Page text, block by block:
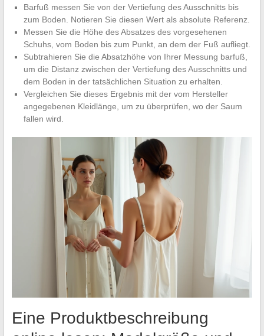
Barfuß messen Sie von der Vertiefung des Ausschnitts bis
zum Boden. Notieren Sie diesen Wert als absolute Referenz.
Messen Sie die Höhe des Absatzes des vorgesehenen
Schuhs, vom Boden bis zum Punkt, an dem der Fuß aufliegt.
Subtrahieren Sie die Absatzhöhe von Ihrer Messung barfuß,
um die Distanz zwischen der Vertiefung des Ausschnitts und
dem Boden in der tatsächlichen Situation zu erhalten.
Vergleichen Sie dieses Ergebnis mit der vom Hersteller
angegebenen Kleidlänge, um zu überprüfen, wo der Saum
fallen wird.
Eine Produktbeschreibung